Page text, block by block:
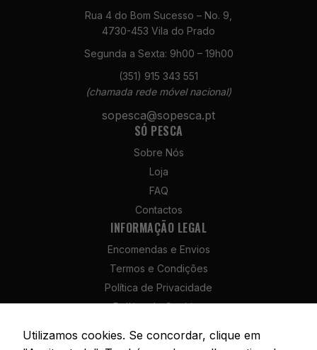
Rua 4 do Bom Sucesso – No. 9,
4730-453 Vila do Prado
Segunda a Sexta: 9h00 – 19h00
(351) 915 343 551
(chamada rede móvel nacional)
sopesca@sopesca.pt
SÓ PESCA
Sobre Nós
Loja
FAQ
Contactos
INFORMAÇÃO LEGAL
Encomendas e Envios
Termos e Condições
Política de Privacidade
Política de Cookies
Livro de Reclamações
Utilizamos cookies. Se concordar, clique em
Necessários
Estes cookies
opcionais. São
do site.
Estatísticas
Para que
possamos
melhorar a
e a estrutura